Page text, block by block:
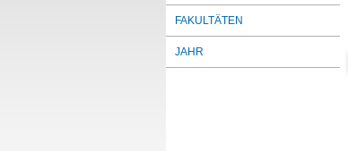
FAKULTÄTEN
JAHR